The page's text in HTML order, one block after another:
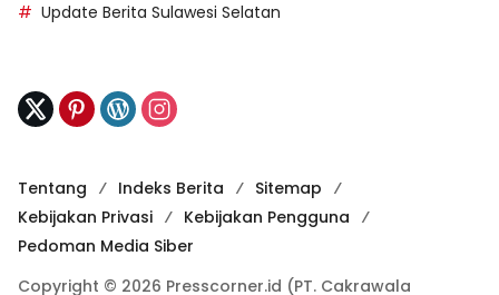
Update Berita Sulawesi Selatan
Tentang Indeks Berita
Sitemap
Kebijakan Privasi
Kebijakan Pengguna
Pedoman Media Siber
Copyright © 2026 Presscorner.id (PT. Cakrawala